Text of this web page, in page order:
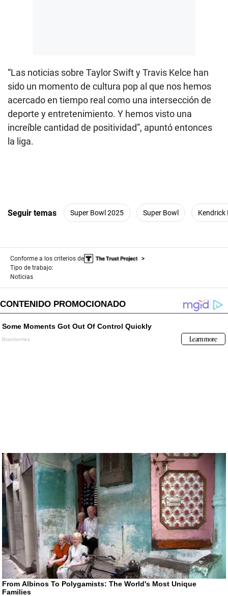
“Las noticias sobre Taylor Swift y Travis Kelce han
sido un momento de cultura pop al que nos hemos
acercado en tiempo real como una intersección de
deporte y entretenimiento. Y hemos visto una
increíble cantidad de positividad”, apuntó entonces
la liga.
Seguir temas Super Bowl 2025 Super Bowl Kendrick
Conforme a los criterios de
Tipo de trabajo:
Noticias